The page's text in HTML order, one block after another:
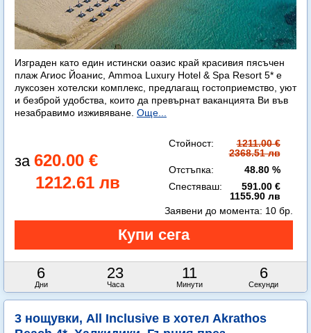
Изграден като един истински оазис край красивия пясъчен
плаж Агиос Йоанис, Ammoa Luxury Hotel & Spa Resort 5* е
луксозен хотелски комплекс, предлагащ гостоприемство, уют
и безброй удобства, които да превърнат ваканцията Ви във
незабравимо изживяване. Още...
620.00 €
1212.61 лв
Стойност:
1211.00 €
2368.51 лв
Отстъпка:
48.80 %
Спестяваш:
591.00 €
1155.90 лв
6
Дни
23
Часа
11
Минути
4
Секунди
Заявени до момента: 10 бр.
3 нощувки, All Inclusive в хотел Akrathos